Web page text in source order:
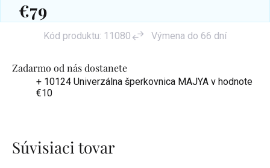
Zadarmo od nás dostanete
+ 10124 Univerzálna šperkovnica MAJYA v hodnote
€10
€79
Kód produktu: 11080 Výmena do 66 dní
Súvisiaci tovar